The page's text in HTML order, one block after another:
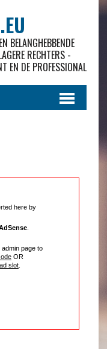
BELANGHEBBENDE
RECHTERS -
EN DE PROFESSIONAL
here by
.
admin page to
OR
slot.